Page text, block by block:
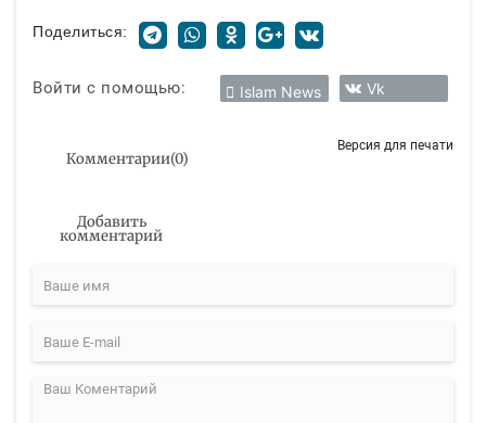
Поделиться:
Войти с помощью: Islam News Vk
Комментарии(0)
Версия для печати
Добавить
комментарий